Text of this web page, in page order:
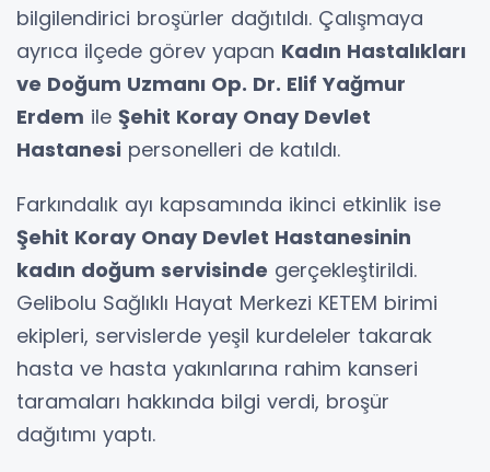
bilgilendirici broşürler dağıtıldı. Çalışmaya
ayrıca ilçede görev yapan Kadın Hastalıkları
ve Doğum Uzmanı Op. Dr. Elif Yağmur
Erdem ile Şehit Koray Onay Devlet
Hastanesi personelleri de katıldı.
Farkındalık ayı kapsamında ikinci etkinlik ise
Şehit Koray Onay Devlet Hastanesinin
kadın doğum servisinde gerçekleştirildi.
Gelibolu Sağlıklı Hayat Merkezi KETEM birimi
ekipleri, servislerde yeşil kurdeleler takarak
hasta ve hasta yakınlarına rahim kanseri
taramaları hakkında bilgi verdi, broşür
dağıtımı yaptı.